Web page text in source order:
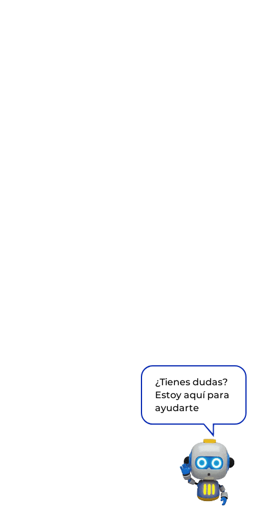
¿Tienes dudas?
Estoy aquí para
ayudarte